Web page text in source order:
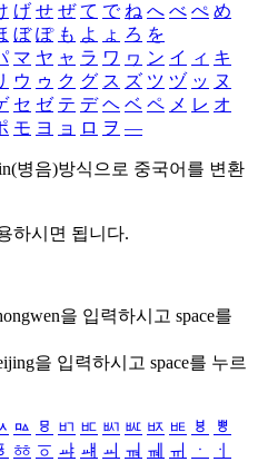
げ せ ぜ て で ね へ べ ぺ め
ぼ ぽ も よ ょ ろ を
マ ヤ ャ ラ ワ ヮ ン イ ィ キ
ウ ゥ ク グ ス ズ ツ ヅ ッ ヌ
セ ゼ テ デ ヘ ベ ペ メ レ オ
モ ヨ ョ ロ ヲ ―
병음)방식으로 중국어를 변환
하시면 됩니다.
을 입력하시고 space를
을 입력하시고 space를 누르
ㅰ ㅱ ㅲ ㅳ ㅴ ㅵ ㅶ ㅷ ㅸ
ㅹ
ㆅ ㆆ ㆇ ㆈ ㆉ ㆊ ㆋ ㆌ ㆍ
ㆎ